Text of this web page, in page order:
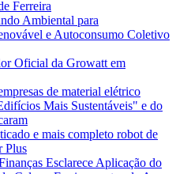
Ferreira
Ambiental para
e Autoconsumo Coletivo
Oficial da Growatt em
de material elétrico
Mais Sustentáveis" e do
e mais completo robot de
Plus
Esclarece Aplicação do